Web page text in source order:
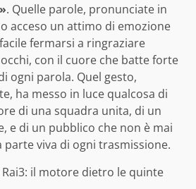
. Quelle parole, pronunciate in
acceso un attimo di emozione
fermarsi a ringraziare
con il cuore che batte forte
ogni parola. Quel gesto,
ha messo in luce qualcosa di
di una squadra unita, di un
e di un pubblico che non è mai
viva di ogni trasmissione.
il motore dietro le quinte